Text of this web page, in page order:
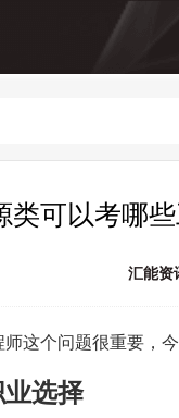
类可以考哪
汇能资
这个问题很重要，
选择